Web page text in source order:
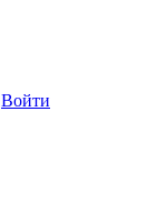
Войти